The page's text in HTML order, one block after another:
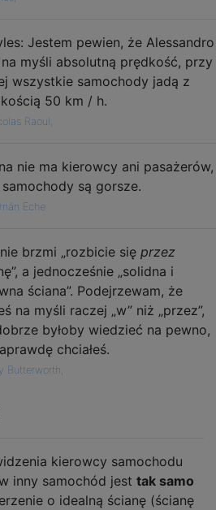
Jestem pewien, że Alessandro
na myśli absolutną prędkość, przy
wszystkie samochody jadą z
50 km / h.
Raoul,
nie ma kierowcy ani pasażerów,
są gorsze.
Eche
brzmi „rozbicie się przez
a jednocześnie „solidna i
ściana”. Podejrzewam, że
na myśli raczej „w” niż „przez”,
byłoby wiedzieć na pewno,
chciałeś.
Butterworth,
kierowcy samochodu
inny samochód jest tak samo
o idealną ścianę (ścianę